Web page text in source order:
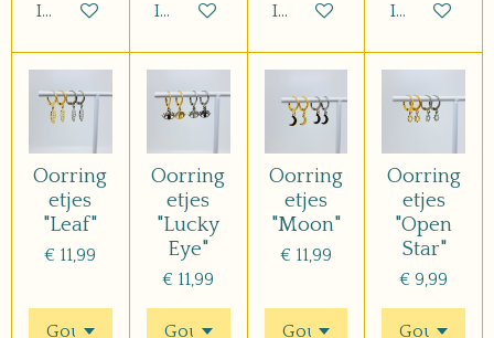
In winkelwagenIn winkelwagenIn winkelwagenIn
Oorring
etjes
"Leaf"
€ 11,99
Oorring
etjes
"Lucky
Eye"
€ 11,99
Oorring
etjes
"Moon"
€ 11,99
Oorring
etjes
"Open
Star"
€ 9,99